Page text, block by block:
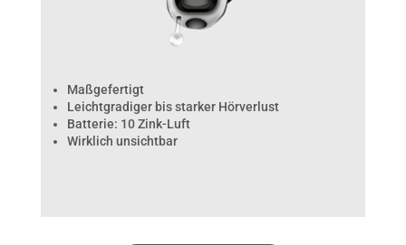
Maßgefertigt
Leichtgradiger bis starker Hörverlust
Batterie: 10 Zink-Luft
Wirklich unsichtbar